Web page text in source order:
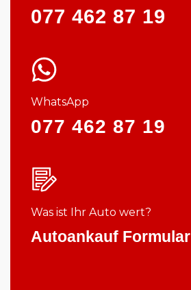
077 462 87 19
WhatsApp
077 462 87 19
Was ist Ihr Auto wert?
Autoankauf Formular